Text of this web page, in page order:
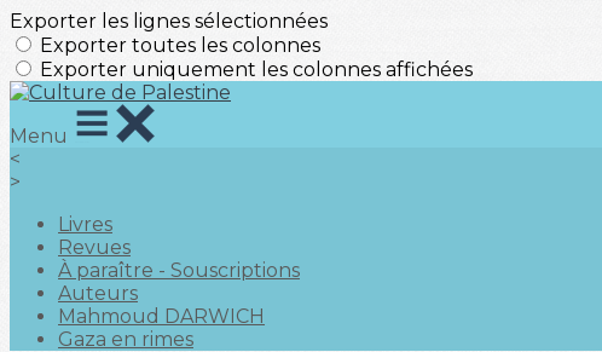
Exporter les lignes sélectionnées
Exporter toutes les colonnes
Exporter uniquement les colonnes affichées
Menu
<
>
Livres
Revues
À paraître - Souscriptions
Auteurs
Mahmoud DARWICH
Gaza en rimes